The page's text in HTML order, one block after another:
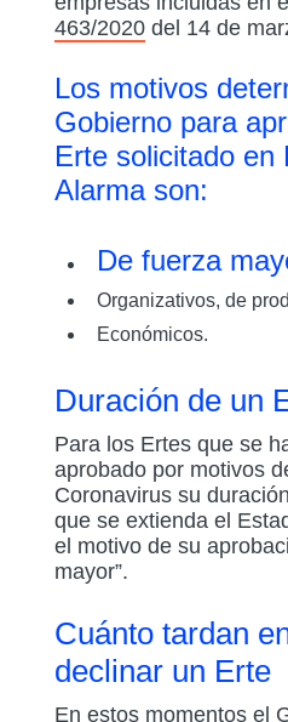
463/2020 del 14 de
Los motivos
Gobierno para
Erte solicitado en
Alarma son:
De fuerza
Organizativos, de
Económicos.
Duración de un
Para los Ertes que se
aprobado por motivos
Coronavirus su
que se extienda el
el motivo de su
mayor”.
Cuánto tardan
declinar un Erte
En estos momentos el